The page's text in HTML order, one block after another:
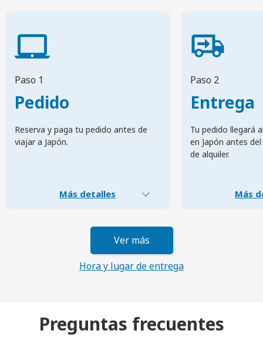
Paso 1
Pedido
Reserva y paga tu pedido antes de
viajar a Japón.
Más detalles
Paso 2
Entrega
Tu pedido llegará
en Japón antes
de alquiler.
Más
Ver más
Hora y lugar de entrega
Preguntas frecuentes